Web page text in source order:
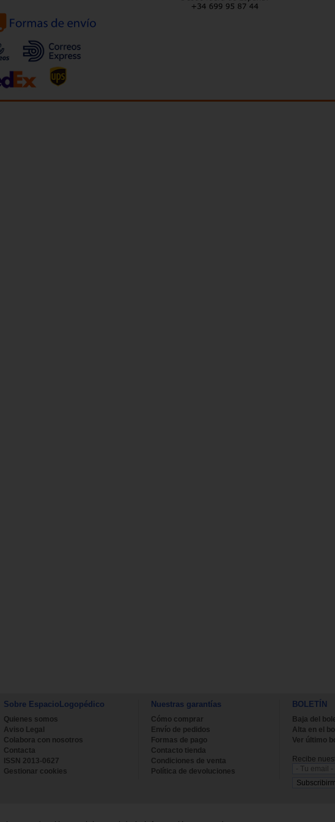
Sobre EspacioLogopédico
Quienes somos
Aviso Legal
Colabora con nosotros
Contacta
ISSN 2013-0627
Gestionar cookies
Nuestras garantías
Cómo comprar
Envío de pedidos
Formas de pago
Contacto tienda
Condiciones de venta
Política de devoluciones
BOLETÍN
Baja del
Alta en el
Ver último
Recibe